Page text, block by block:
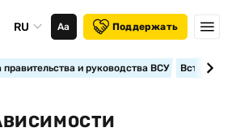
RU Аа Поддержать
правительства и руководства ВСУ